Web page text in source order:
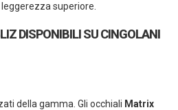
superiore.
DISPONIBILI SU CINGOLANI
della gamma. Gli occhiali Matrix